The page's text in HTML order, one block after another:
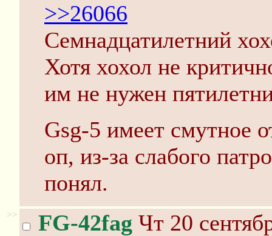
>>26066
Семнадцатилетний
Хотя хохол не
им не нужен
Gsg-5 имеет смутное
оп, из-за слабого
понял.
>> FG-42fag Чт 20